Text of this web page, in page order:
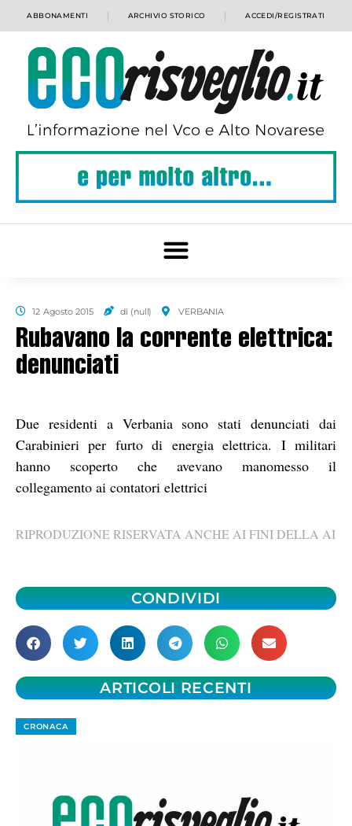
ABBONAMENTI ARCHIVIO STORICO ACCEDI/REGISTRATI
12 Agosto 2015 di (null) VERBANIA
Rubavano la corrente elettrica:
denunciati
Due residenti a Verbania sono stati denunciati dai
Carabinieri per furto di energia elettrica. I militari
hanno scoperto che avevano manomesso il
collegamento ai contatori elettrici
RIPRODUZIONE RISERVATA ANCHE AI FINI DELLA AI
CONDIVIDI
ARTICOLI RECENTI
CRONACA